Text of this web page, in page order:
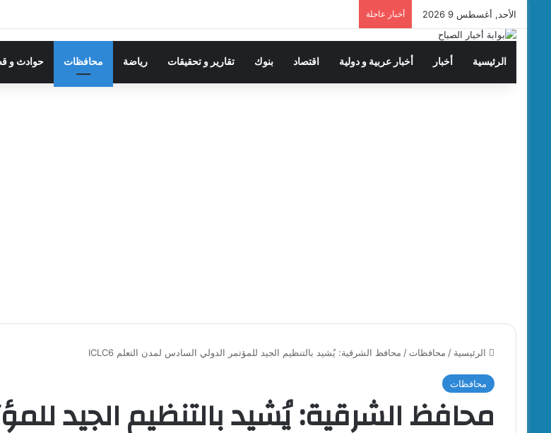
الأحد, أغسطس 9 2026 أخبار عاجلة
الرئيسية أخبار أخبار عربية و دولية اقتصاد بنوك تقارير و تحقيقات رياضة محافظات حوادث و
الرئيسية / محافظات / محافظ الشرقية: يُشيد بالتنظيم الجيد للمؤتمر الدولي السادس لمدن التعلم ICLC6
محافظات
محافظ الشرقية: يُشيد بالتنظيم الجيد